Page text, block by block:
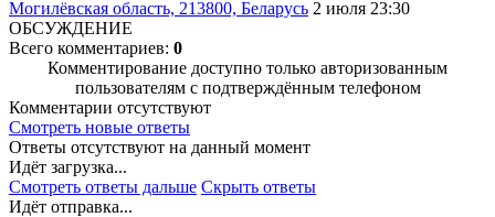
Могилёвская область, 213800, Беларусь 2 июля 23:30
ОБСУЖДЕНИЕ
Всего комментариев: 0
Комментирование доступно только авторизованным
пользователям с подтверждённым телефоном
Комментарии отсутствуют
Смотреть новые ответы
Ответы отсутствуют на данный момент
Идёт загрузка...
Смотреть ответы дальше Скрыть ответы
Идёт отправка...